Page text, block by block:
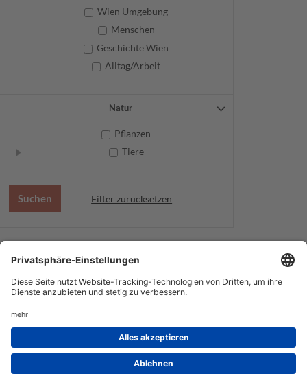
Wien Umgebung
Menschen
Geschichte Wien
Alltag/Arbeit
Natur
Pflanzen
Tiere
Filter zurücksetzen
Datenschutz
Service